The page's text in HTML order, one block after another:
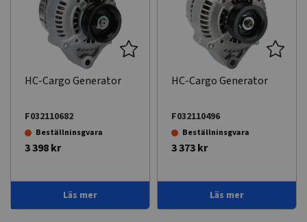
HC-Cargo Generator
F032110682
Beställninsgvara
3 398 kr
Läs mer
HC-Cargo Generator
F032110496
Beställninsgvara
3 373 kr
Läs mer